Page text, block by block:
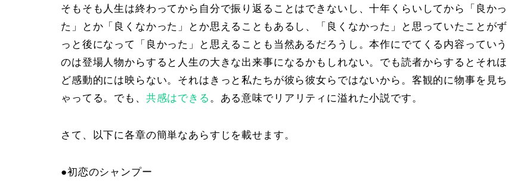
そもそも人生は終わってから自分で振り返ることはできないし、十年 くらいしてから「良かっ
た」とか「良くなかった」とか思えることもあるし、「良くなかった」と思っていたことがず
っと後になって「良かった」と思えることも当然あるだろうし。本作にでてくる内容っていう
のは登場人物からすると人生の大きな出来事になるかもしれない。でも読者からするとそれほ
ど感動的には映らない。それはきっと私たちが彼ら彼女らではないから。客観的に物事を見ち
ゃってる。でも、 共感はできる 。ある意味でリアリティに溢れた小説です。
さて、以下に各章の簡単なあらすじを載せます。
●初恋のシャンプー